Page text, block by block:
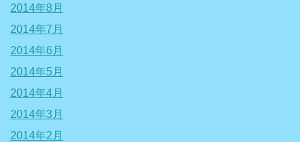
2014年8月
2014年7月
2014年6月
2014年5月
2014年4月
2014年3月
2014年2月